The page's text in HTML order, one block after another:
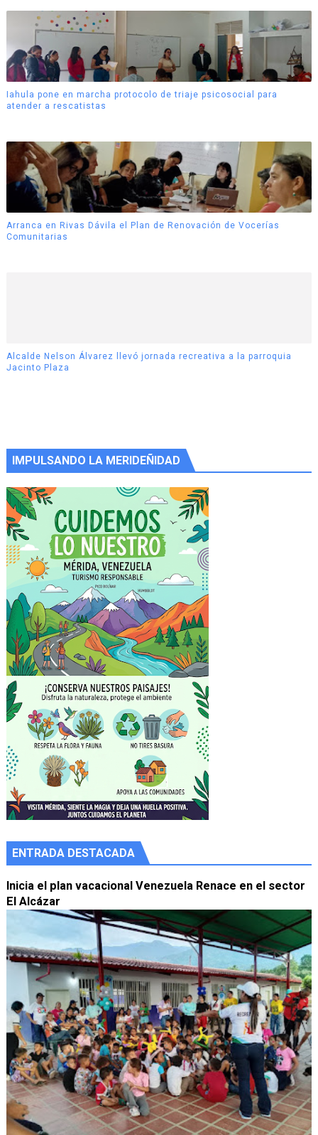
Iahula pone en marcha protocolo de triaje psicosocial para
atender a rescatistas
Arranca en Rivas Dávila el Plan de Renovación de Vocerías
Comunitarias
Alcalde Nelson Álvarez llevó jornada recreativa a la parroquia
Jacinto Plaza
IMPULSANDO LA MERIDEÑIDAD
ENTRADA DESTACADA
Inicia el plan vacacional Venezuela Renace en el sector
El Alcázar